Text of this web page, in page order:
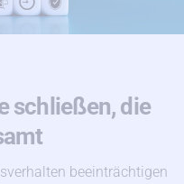
schließen, die
beeinträchtigen